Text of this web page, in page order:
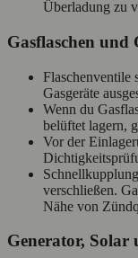
Überladung zu
Gasflaschen und
Flaschenventile
Gasgeräte
Wenn du
belüftet lagern,
Vor der
verschließen.
Nähe von
Generator,